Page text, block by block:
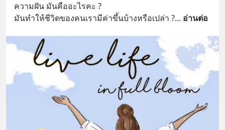
ความฝัน มันคืออะไรคะ ?
มันทำให้ชีวิตของคนเรามีค่าขึ้นบ้างหรือเปล่า ?​... อ่านต่อ